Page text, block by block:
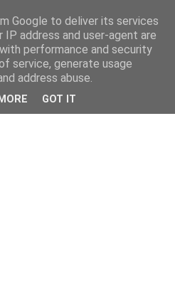
Google to deliver its services
IP address and user-agent are
performance and security
service, generate usage
address abuse.
GOT IT